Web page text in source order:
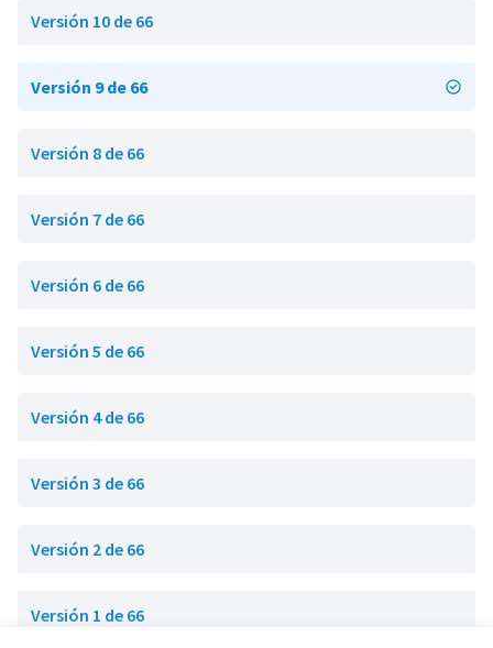
Versión 10 de 66
Versión 9 de 66
Versión 8 de 66
Versión 7 de 66
Versión 6 de 66
Versión 5 de 66
Versión 4 de 66
Versión 3 de 66
Versión 2 de 66
Versión 1 de 66